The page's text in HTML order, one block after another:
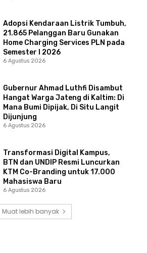
Adopsi Kendaraan Listrik Tumbuh,
21.865 Pelanggan Baru Gunakan
Home Charging Services PLN pada
Semester I 2026
6 Agustus 2026
Gubernur Ahmad Luthfi Disambut
Hangat Warga Jateng di Kaltim: Di
Mana Bumi Dipijak, Di Situ Langit
Dijunjung
6 Agustus 2026
Transformasi Digital Kampus,
BTN dan UNDIP Resmi Luncurkan
KTM Co-Branding untuk 17.000
Mahasiswa Baru
6 Agustus 2026
Muat lebih banyak